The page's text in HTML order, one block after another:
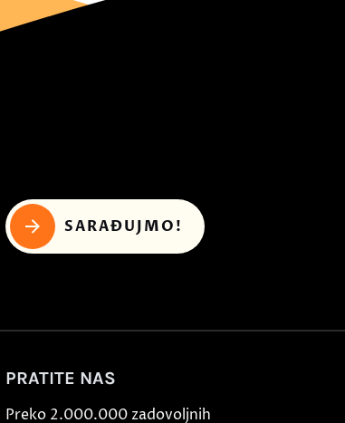
SARAĐUJMO!
PRATITE NAS
Preko 2.000.000 zadovoljnih